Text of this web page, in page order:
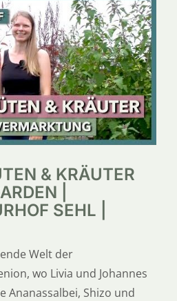
& KRÄUTER
|
SEHL |
Welt der
wo Livia und Johannes
Ananassalbei, Shizo und